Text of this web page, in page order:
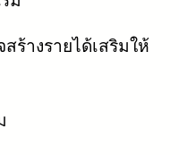
ร้างรายได้เสริมให้